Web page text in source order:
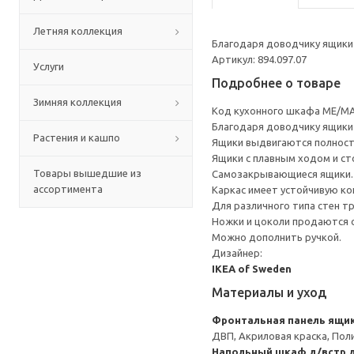
Летняя коллекция
Услуги
Зимняя коллекция
Растения и кашпо
Товары вышедшие из
ассортимента
Благодаря доводчику
Артикул: 894.097.07
Подробнее о товаре
Код кухонного шкафа ME/
Благодаря доводчику
Ящики выдвигаются
Ящики с плавным ходом и
Самозакрывающиеся ящики.
Каркас имеет устойчивую
Для различного типа стен
Ножки и цоколи продаются
Можно дополнить ручкой.
Дизайнер:
IKEA of Sweden
Материалы и уход
Фронтальная панель
ДВП, Акриловая краска,
Напольный шкаф д/встр